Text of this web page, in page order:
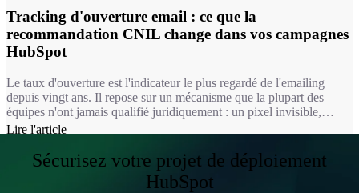
Tracking d'ouverture email : ce que la
recommandation CNIL change dans vos campagnes
HubSpot
Le taux d'ouverture est l'indicateur le plus regardé de l'emailing
depuis vingt ans. Il repose sur un mécanisme que la plupart des
équipes n'ont jamais qualifié juridiquement : un pixel invisible,
chargé à l'ouverture du message. Depuis le 14 avril 2026, ce
pour une bonne partie de vos usages, mesurer une ouverture
suppose désormais le consentement du destinataire.
Lire l'article
Sécurisez votre projet de déploiement
HubSpot